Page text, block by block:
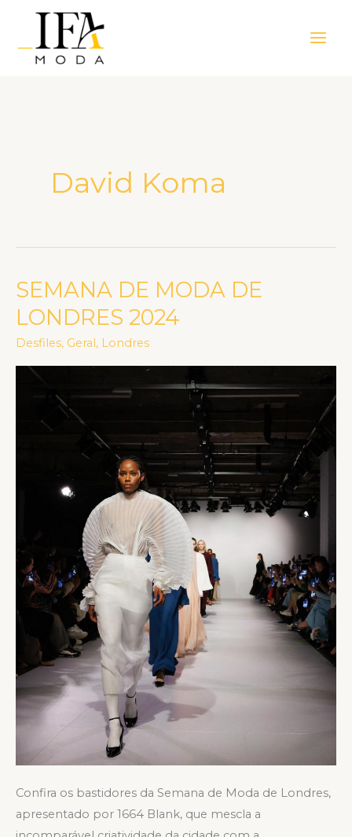
Menu
David Koma
SEMANA DE MODA DE
LONDRES 2024
Desfiles, Geral , Londres
Confira os bastidores da Semana de Moda de Londres,
apresentado por 1664 Blank, que mescla a
SEMANA
DE
MODA
DE
LONDRES